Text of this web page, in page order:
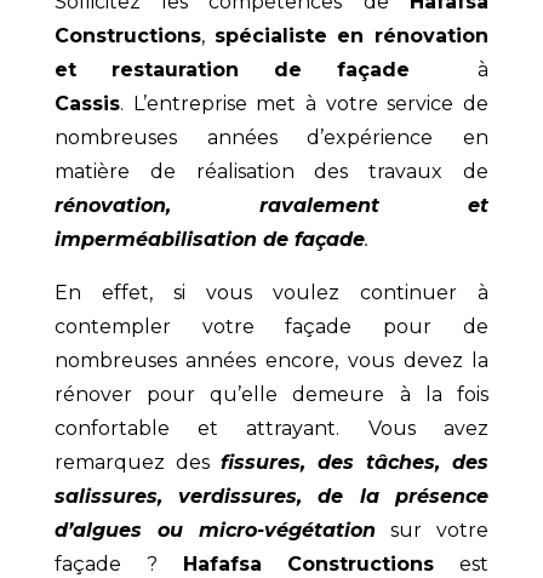
Constructions, spécialiste en rénovation
et restauration de façade à
Cassis. L’entreprise met à votre service de
nombreuses années d’expérience en
matière de réalisation des travaux de
rénovation, ravalement et
imperméabilisation de façade.
En effet, si vous voulez continuer à
contempler votre façade pour de
nombreuses années encore, vous devez la
rénover pour qu’elle demeure à la fois
confortable et attrayant. Vous avez
remarquez des fissures, des tâches, des
salissures, verdissures, de la présence
d’algues ou micro-végétation sur votre
façade ?
Hafafsa Constructions est